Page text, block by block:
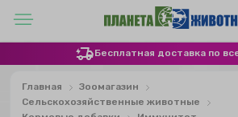
Бесплатная доставка по
Главная
Зоомагазин
Сельскохозяйственные животные